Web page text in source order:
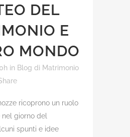
DEL
E
MONDO
in Blog di Matrimonio
ricoprono un ruolo
giorno del
spunti e idee